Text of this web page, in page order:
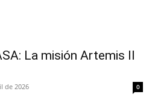
La misión Artemis II
de 2026 0